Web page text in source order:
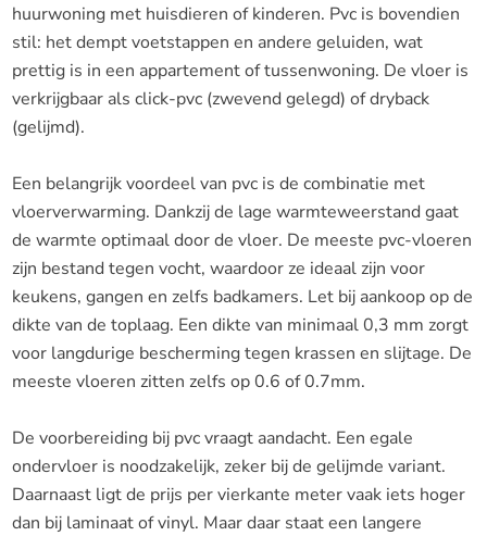
huurwoning met huisdieren of kinderen. Pvc is bovendien
stil: het dempt voetstappen en andere geluiden, wat
prettig is in een appartement of tussenwoning. De vloer is
verkrijgbaar als click-pvc (zwevend gelegd) of dryback
(gelijmd).
Een belangrijk voordeel van pvc is de combinatie met
vloerverwarming. Dankzij de lage warmteweerstand gaat
de warmte optimaal door de vloer. De meeste pvc-vloeren
zijn bestand tegen vocht, waardoor ze ideaal zijn voor
keukens, gangen en zelfs badkamers. Let bij aankoop op de
dikte van de toplaag. Een dikte van minimaal 0,3 mm zorgt
voor langdurige bescherming tegen krassen en slijtage. De
meeste vloeren zitten zelfs op 0.6 of 0.7mm.
De voorbereiding bij pvc vraagt aandacht. Een egale
ondervloer is noodzakelijk, zeker bij de gelijmde variant.
Daarnaast ligt de prijs per vierkante meter vaak iets hoger
dan bij laminaat of vinyl. Maar daar staat een langere